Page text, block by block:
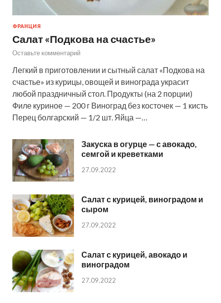
ФРАНЦИЯ
Салат «Подкова на счастье»
Оставьте комментарий
Легкий в приготовлении и сытный салат «Подкова на
счастье» из курицы, овощей и винограда украсит
любой праздничный стол. Продукты (на 2 порции)
Филе куриное — 200 г Виноград без косточек — 1 кисть
Перец болгарский — 1/2 шт. Яйца —…
Закуска в огурце — с авокадо,
семгой и креветками
27.09.2022
Салат с курицей, виноградом и
сыром
27.09.2022
Салат с курицей, авокадо и
виноградом
27.09.2022